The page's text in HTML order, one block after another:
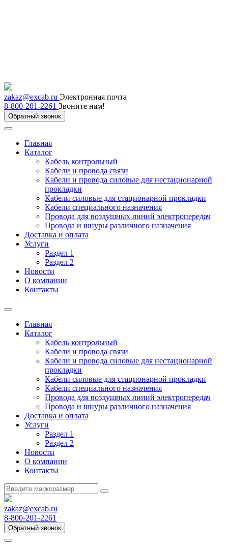
zakaz@excab.ru Электронная почта
8-800-201-2261 Звоните нам!
Обратный звонок
Главная
Каталог
Кабель контрольный
Кабели и провода связи
Кабели и провода силовые для нестационарной
прокладки
Кабели силовые для стационарной прокладки
Кабели специального назначения
Провода для воздушных линий электропередач
Провода и шнуры различного назначения
Доставка и оплата
Услуги
Раздел 1
Раздел 2
Новости
О компании
Контакты
Главная
Каталог
Кабель контрольный
Кабели и провода связи
Кабели и провода силовые для нестационарной
прокладки
Кабели силовые для стационарной прокладки
Кабели специального назначения
Провода для воздушных линий электропередач
Провода и шнуры различного назначения
Доставка и оплата
Услуги
Раздел 1
Раздел 2
Новости
О компании
Контакты
zakaz@excab.ru
8-800-201-2261
Обратный звонок